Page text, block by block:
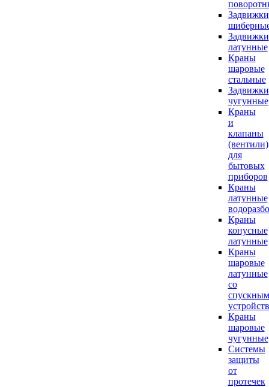
Задвижки
Задвижки
латунные
Краны
шаровые
стальные
Задвижки
чугунные
Краны
и
клапаны
(вентили)
для
бытовых
приборов
Краны
латунные
Краны
конусные
латунные
Краны
шаровые
латунные
со
спускным
Краны
шаровые
чугунные
Системы
защиты
от
протечек